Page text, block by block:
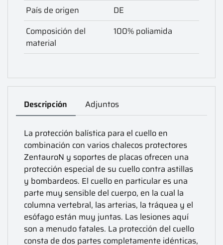
País de origen
DE
Composición del
material
100% poliamida
Descripción Adjuntos
La protección balística para el cuello en
combinación con varios chalecos protectores
ZentauroN y soportes de placas ofrecen una
protección especial de su cuello contra astillas
y bombardeos. El cuello en particular es una
parte muy sensible del cuerpo, en la cual la
columna vertebral, las arterias, la tráquea y el
esófago están muy juntas. Las lesiones aquí
son a menudo fatales. La protección del cuello
consta de dos partes completamente idénticas,